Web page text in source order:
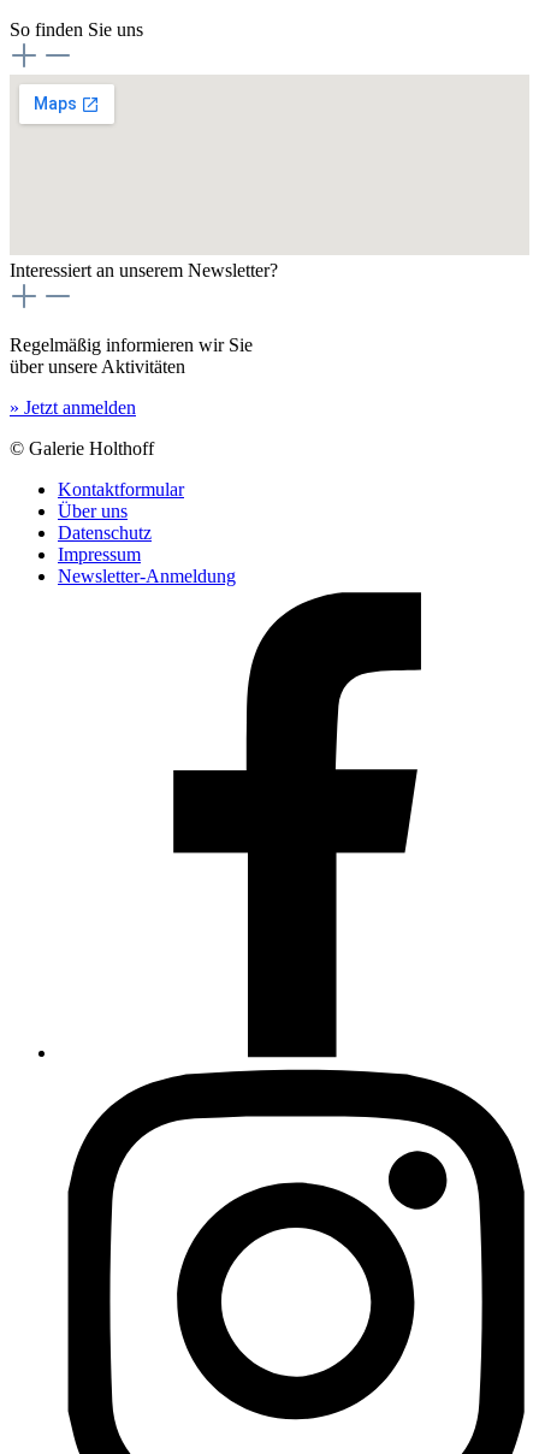
So finden Sie uns
Interessiert an unserem Newsletter?
Regelmäßig informieren wir Sie
über unsere Aktivitäten
» Jetzt anmelden
© Galerie Holthoff
Kontaktformular
Über uns
Datenschutz
Impressum
Newsletter-Anmeldung